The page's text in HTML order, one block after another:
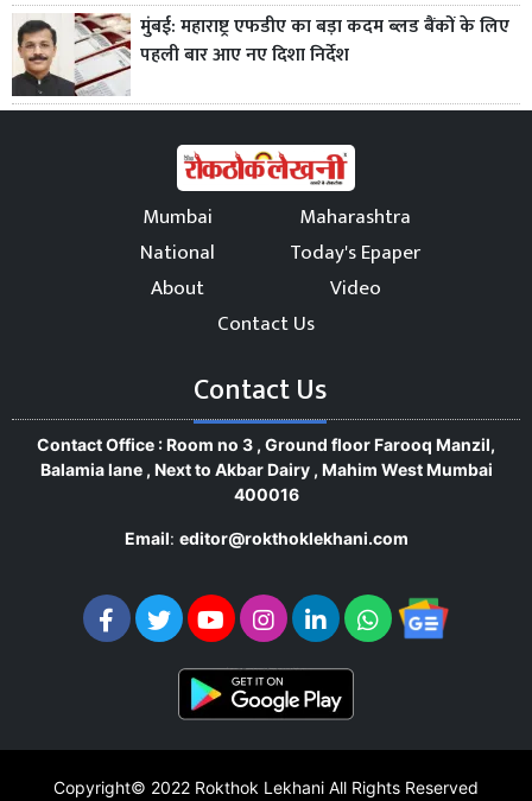
मुंबई: महाराष्ट्र एफडीए का बड़ा कदम ब्लड बैंकों के लिए
पहली बार आए नए दिशा निर्देश
Mumbai
Maharashtra
National
Today's Epaper
About
Video
Contact Us
Contact Us
Contact Office : Room no 3 , Ground floor Farooq Manzil,
Balamia lane , Next to Akbar Dairy , Mahim West Mumbai
400016
Email: editor@rokthoklekhani.com
Copyright© 2022 Rokthok Lekhani All Rights Reserved